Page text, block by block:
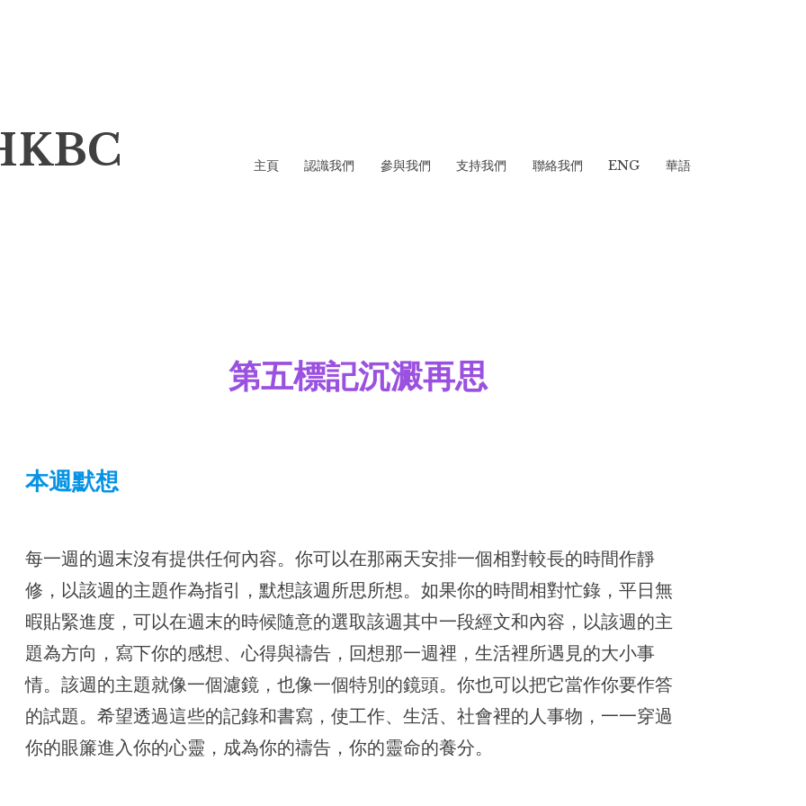
主頁 認識我們 參與我們 支持我們 聯絡我們 ENG 華語
第五標記沉澱再思
本週默想
每一週的週末沒有提供任何內容。你可以在那兩天安排一個相對較長的時間作靜
修，以該週的主題作為指引，默想該週所思所想。如果你的時間相對忙錄，平日無
暇貼緊進度，可以在週末的時候隨意的選取該週其中一段經文和內容，以該週的主
題為方向，寫下你的感想、心得與禱告，回想那一週裡，生活裡所遇見的大小事
情。該週的主題就像一個濾鏡，也像一個特別的鏡頭。你也可以把它當作你要作答
的試題。希望透過這些的記錄和書寫，使工作、生活、社會裡的人事物，一一穿過
你的眼簾進入你的心靈，成為你的禱告，你的靈命的養分。